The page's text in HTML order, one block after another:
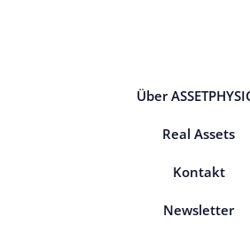
Über
Real Assets
Kontakt
Newsletter